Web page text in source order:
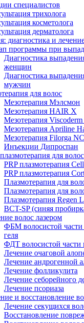
специалистов
трихолога
косметолога
дерматолога
диагностика и
программы при
Диагностика
женщин
Диагностика
мужчин
для волос
Мезотерапия Мэлсмон
Мезотерапия HAIR X
Мезотерапия
Мезотерапия Apriline
Мезотерапия Filorga
Инъекции Дипроспан
для волос
PRP плазмотерапия
PRP плазмотерапия
Плазмотерапия для
Плазмотерапия для
Плазмотерапия Regen
BCT-SP (синяя
волос лазером
ФБМ волосистой части
геля
ФДТ волосистой части
Лечение очаговой
Лечение андрогенной
Лечение фолликулита
Лечение себорейного
Лечение псориаза
и восстановление
Лечение секущихся
Восстановление